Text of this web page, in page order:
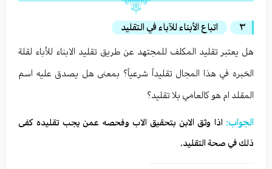
٣
اتباع الأبناء للآباء في التقليد
هل يعتبر تقليد المكلف للمجتهد عن طريق تقليد الابناء للأباء لقلة
الخبره في هذا المجال تقليداً شرعياً؟ بمعنى هل يصدق عليه اسم
المقلد ام هو كالعامي بلا تقليد؟
الجواب: اذا وثق الابن بتحقيق الاب وفحصه عمن يجب تقليده كفى
ذلك في صحة التقليد.